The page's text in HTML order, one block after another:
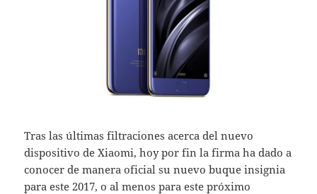
Tras las últimas filtraciones acerca del nuevo
dispositivo de Xiaomi, hoy por fin la firma ha dado a
conocer de manera oficial su nuevo buque insignia
para este 2017, o al menos para este próximo